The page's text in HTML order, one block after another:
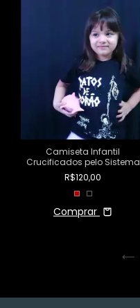
Camiseta Infantil
Crucificados pelo Sistema
R$120,00
Comprar